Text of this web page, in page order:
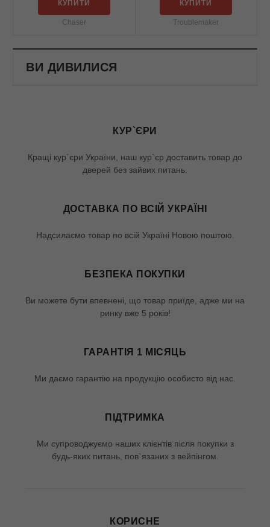
КУПИТИ
Chaser
КУПИТИ
Troublemaker
ВИ ДИВИЛИСЯ
КУР`ЄРИ
Кращі кур`єри України, наш кур`єр доставить товар до
дверей без зайвих питань.
ДОСТАВКА ПО ВСІЙ УКРАЇНІ
Надсилаємо товар по всій Україні Новою поштою.
БЕЗПЕКА ПОКУПКИ
Ви можете бути впевнені, що товар приїде, адже ми на
ринку вже 5 років!
ГАРАНТІЯ 1 МІСЯЦЬ
Ми даємо гарантію на продукцію особисто від нас.
ПІДТРИМКА
Ми супроводжуємо наших клієнтів після покупки з
будь-яких питань, пов`язаних з вейпінгом.
КОРИСНЕ